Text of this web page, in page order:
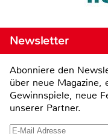
Newsletter
Abonniere den
über neue Magazine,
Gewinnspiele, neue
unserer Partner.